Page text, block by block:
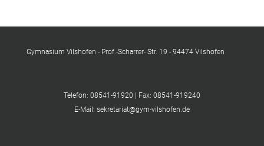
Gymnasium Vilshofen - Prof.-Scharrer- Str. 19 - 94474 Vilshofen
Telefon: 08541-91920 | Fax: 08541-919240
E-Mail: sekretariat@gym-vilshofen.de